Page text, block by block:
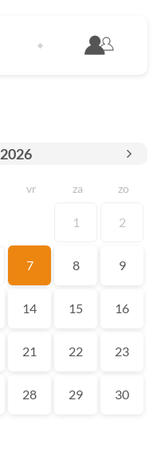
2026
vr za zo
1 2
7 8 9
14 15 16
21 22 23
28 29 30